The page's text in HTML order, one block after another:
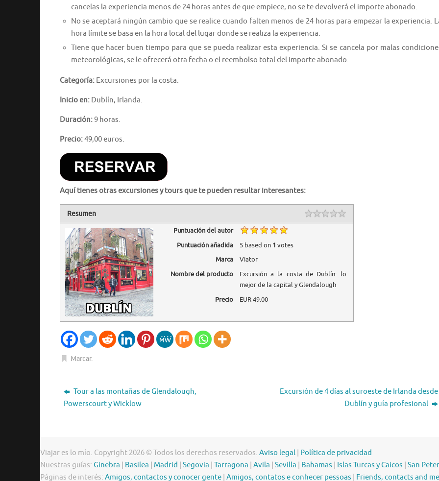
cancelas la experiencia menos de 24 horas antes de que empiece, no se te devolverá el importe abonado.
No se aceptará ningún cambio que se realice cuando falten menos de 24 horas para empezar la experiencia.
hora límite se basa en la hora local del lugar donde se realiza la experiencia.
Tiene que hacer buen tiempo para que se pueda realizar esta experiencia. Si se cancela por malas
meteorológicas, se le ofrecerá otra fecha o el reembolso total del importe abonado.
Categoría: Excursiones por la costa.
Inicio en: Dublín, Irlanda.
Duración:9 horas.
Precio:49,00 euros.
Aquí tienes otras excursiones y tours que te pueden resultar interesantes:
Resumen
Puntuación del autor
Puntuación añadida
5based on 1 votes
Marca
Viator
Nombre del producto
Excursión a la costa de Dublín: lo
mejor de la capital y Glendalough
Precio
EUR49.00
Marcar.
Tour a las montañas de Glendalough,
Powerscourt y Wicklow
Excursión de 4 días al suroeste de Irlanda desde
Dublín y guía profesional
Viajar es lo mío. Copyright 2026 © Todos los derechos reservados. Aviso legal | Política de privacidad
Nuestras guías: Ginebra | Basilea | Madrid | Segovia | Tarragona | Avila | Sevilla | Bahamas | Islas Turcas y Caicos | San
Páginas de interés: Amigos, contactos y conocer gente | Amigos, contatos e conhecer pessoas | Friends, contacts and